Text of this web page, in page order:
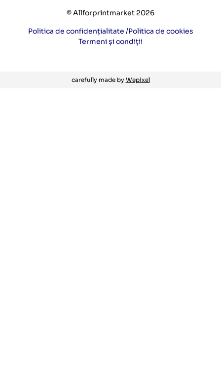
© Allforprintmarket 2026
Politica de confidențialitate /Politica de cookies
Termeni și condiții
carefully made by Wepixel